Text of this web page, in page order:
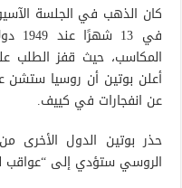
كان الذهب في الجلسة
في
المكاسب، حيث قفز الطلب
أعلن بوتين أن روسيا ستشن
عن انفجارات في كييف.
حذر بوتين الدول الأخرى
الروسي ستؤدي إلى “عواقب